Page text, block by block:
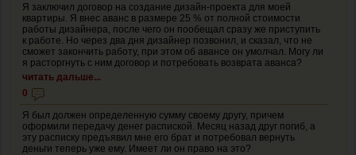
Я заключил договор на создание дизайн-проекта для моей
квартиры. Я внес аванс в размере 25 % от полной стоимости
работы дизайнера, после чего он пообещал сразу же приступить
к работе. Но через два дня дизайнер позвонил, и сказал, что не
сможет закончить работу, при этом об авансе он умолчал. Могу ли
я расторгнуть с ним договор и потребовать возврата аванса?
читать дальше...
0
Я был должен определенную сумму своему другу, причем
оформили передачу денег распиской. Месяц назад друг погиб, а
эту расписку предъявил мне его брат и потребовал вернуть
деньги теперь уже ему. Имеет ли он право на это?